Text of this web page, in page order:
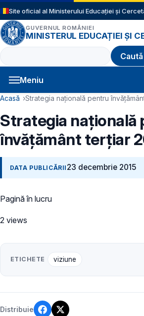
Sari la conținutul principal
Site oficial al Ministerului Educației și
GUVERNUL ROMÂNIEI
MINISTERUL EDUCAȚIEI ȘI
Caută
Meniu
Navigație principală
Cale de navigare
Acasă Strategia națională pentru
Strategia națională
învățământ terțiar
DATA PUBLICĂRII 23 decembrie 2015
Pagină în lucru
2 views
ETICHETE viziune
Distribuie